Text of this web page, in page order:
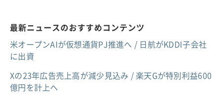
最新ニュースのおすすめコンテンツ
米オープンAIが仮想通貨PJ推進へ / 日航がKDDI子会社
に出資
Xの23年広告売上高が減少見込み / 楽天Gが特別利益600
億円を計上へ